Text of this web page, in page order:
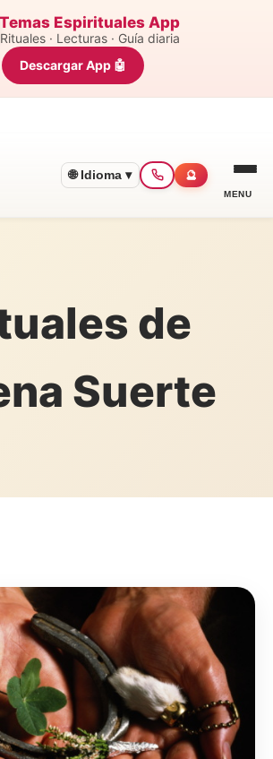
Temas Espirituales App
Rituales · Lecturas · Guía diaria
Descargar App 🤖
🌐 Idioma ▾ 🔮
MENU
de
Suerte